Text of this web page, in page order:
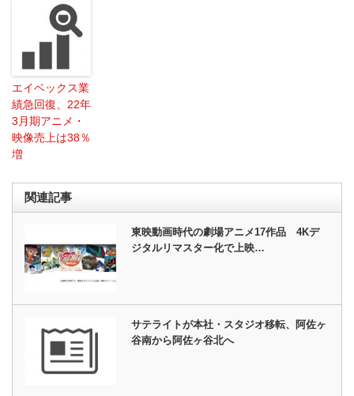
エイベックス業
績急回復、22年
3月期アニメ・
映像売上は38％
増
関連記事
東映動画時代の劇場アニメ17作品 4Kデ
ジタルリマスター化で上映…
サテライトが本社・スタジオ移転、阿佐ヶ
谷南から阿佐ヶ谷北へ